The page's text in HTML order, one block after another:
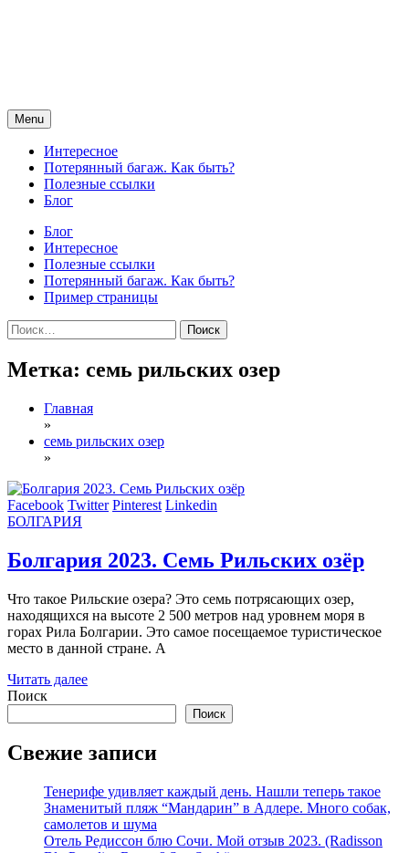
Menu
Интересное
Потерянный багаж. Как быть?
Полезные ссылки
Блог
Блог
Интересное
Полезные ссылки
Потерянный багаж. Как быть?
Пример страницы
Найти:
Метка: семь рильских озер
Главная
»
семь рильских озер
»
Facebook Twitter Pinterest Linkedin
БОЛГАРИЯ
Болгария 2023. Семь Рильских озёр
Что такое Рильские озера? Это семь потрясающих озер,
находящихся на высоте 2 500 метров над уровнем моря в
горах Рила Болгарии. Это самое посещаемое туристическое
место в данной стране. А
Читать далее
Поиск
Поиск
Свежие записи
Тенерифе удивляет каждый день. Нашли теперь такое
Знаменитый пляж “Мандарин” в Адлере. Много собак,
самолетов и шума
Отель Редиссон блю Сочи. Мой отзыв 2023. (Radisson